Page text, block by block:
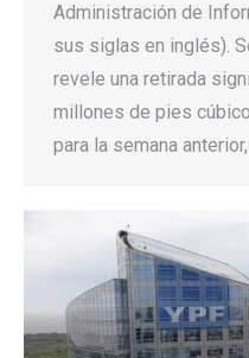
Administración de
sus siglas en inglés).
revele una retirada
millones de pies
para la semana